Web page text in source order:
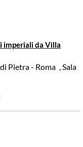
imperiali da Villa
Pietra - Roma , Sala